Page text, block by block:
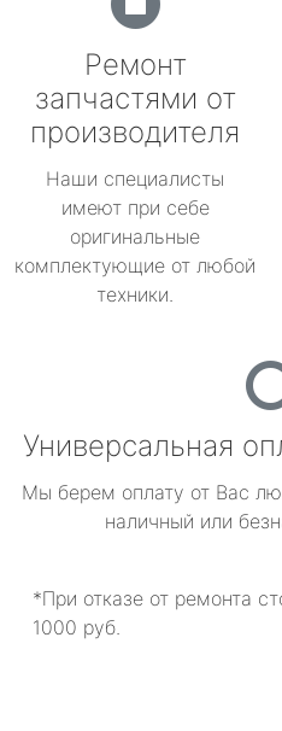
Ремонт
запчастями от
производителя
Наши специалисты
имеют при себе
оригинальные
комплектующие от любой
техники.
Универсальная
Мы берем оплату от Вас
наличный или
*При отказе от ремонта
1000 руб.